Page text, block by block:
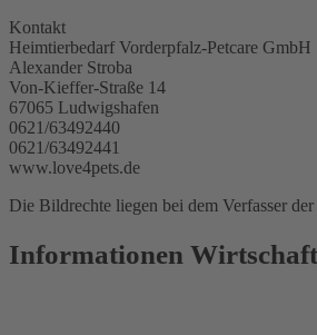
Kontakt
Heimtierbedarf Vorderpfalz-Petcare GmbH
Alexander Stroba
Von-Kieffer-Straße 14
67065 Ludwigshafen
0621/63492440
0621/63492441
www.love4pets.de
Die Bildrechte liegen bei dem Verfasser
Informationen